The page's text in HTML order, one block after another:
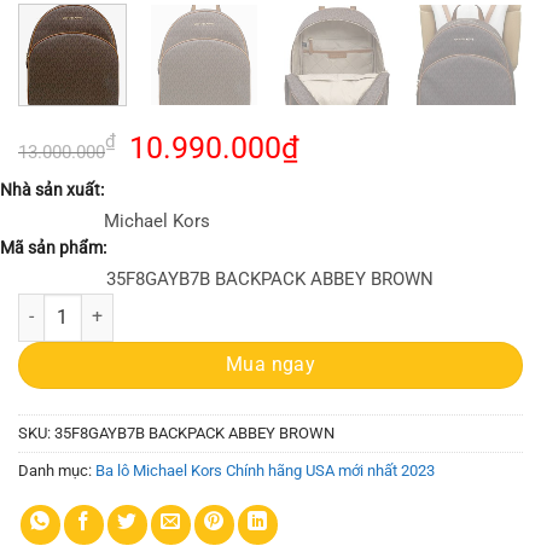
13.000.000₫
Giá
là:
13.000.000₫.
10.990.000₫Giá
Nhà sản xuất:
Michael Kors
Mã sản phẩm:
35F8GAYB7B BACKPACK ABBEY BROWN
Balo Michael Kors size lớn 35F8GAYB7B Abbey Large Brown Logo
Mua ngay
SKU: 35F8GAYB7B BACKPACK ABBEY BROWN
Danh mục: Ba lô Michael Kors Chính hãng USA mới nhất 2023